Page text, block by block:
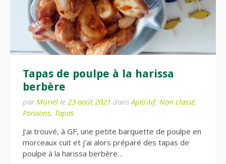
Tapas de poulpe à la harissa
berbère
par Muriel le 23 août 2021 dans Apéritif, Non classé,
Poissons, Tapas
J’ai trouvé, à GF, une petite barquette de poulpe en
morceaux cuit et j’ai alors préparé des tapas de
poulpe à la harissa berbère…